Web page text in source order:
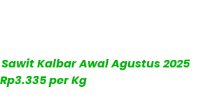
Kalbar Awal Agustus 2025
per Kg